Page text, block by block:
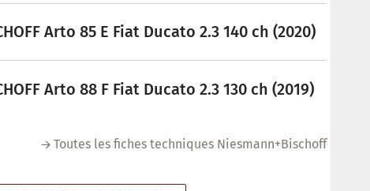
Arto 85 E Fiat Ducato 2.3 140 ch (2020)
Arto 88 F Fiat Ducato 2.3 130 ch (2019)
Toutes les fiches techniques Niesmann+Bischoff